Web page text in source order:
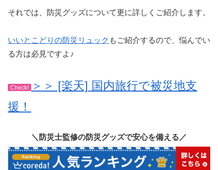
それでは、防災グッズについて更に詳しくご紹介します。
いいとこどりの防災リュック もご紹介するので、悩んでい
る方は必見ですよ♪
Check!
＞＞ [楽天] 国内旅行で被災地支
援！
＼防災士監修の防災グッズで安心を備える／